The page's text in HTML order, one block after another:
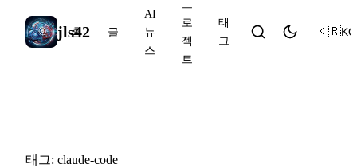
jls42
홈 글
AI
뉴
스
프
로
젝
트
태
그
🇰🇷KO
태그: claude-code